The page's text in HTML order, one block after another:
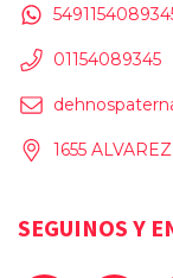
01154089345
1655
SEGUINOS Y